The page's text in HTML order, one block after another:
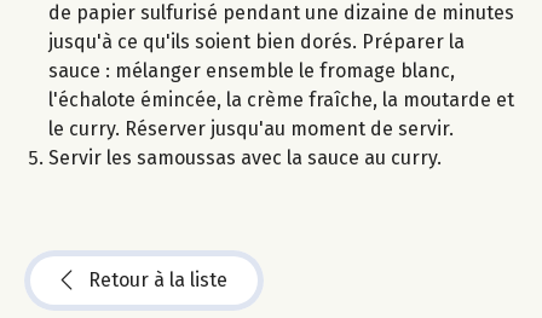
de papier sulfurisé pendant une dizaine de minutes
jusqu'à ce qu'ils soient bien dorés. Préparer la
sauce : mélanger ensemble le fromage blanc,
l'échalote émincée, la crème fraîche, la moutarde et
le curry. Réserver jusqu'au moment de servir.
Servir les samoussas avec la sauce au curry.
Retour à la liste